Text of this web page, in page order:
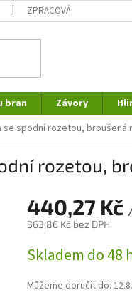
ZPRACOVÁNÍ OSOBNÍCH
bran Závory
se spodní rozetou, broušená
rozetou,
440,27 Kč
363,86 Kč bez DPH
cena:
Skladem do 48
Můžeme doručit do: